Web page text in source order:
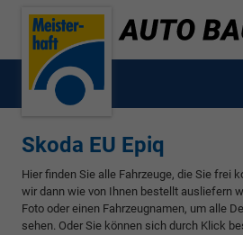
Skoda EU Epiq
Hier finden Sie alle Fahrzeuge, die Sie frei
wir dann wie von Ihnen bestellt ausliefern
Foto oder einen Fahrzeugnamen, um alle
sehen. Oder Sie können sich durch Klick